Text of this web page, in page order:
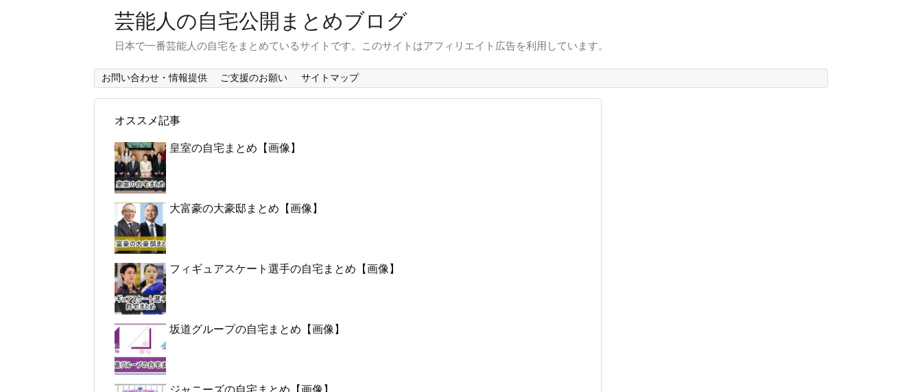
芸能人の自宅公開まとめブログ
日本で一番芸能人の自宅をまとめているサイトです。このサイトはアフィリエイト広告を利用しています。
お問い合わせ・情報提供 ご支援のお願い サイトマップ
オススメ記事
皇室の自宅まとめ【画像】
大富豪の大豪邸まとめ【画像】
フィギュアスケート選手の自宅まとめ【画像】
坂道グループの自宅まとめ【画像】